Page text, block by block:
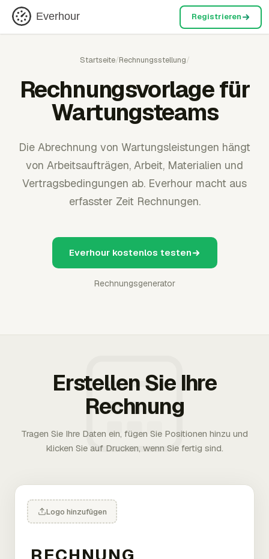
Everhour Registrieren
Startseite/Rechnungsstellung/
Rechnungsvorlage für
Wartungsteams
Die Abrechnung von Wartungsleistungen hängt
von Arbeitsaufträgen, Arbeit, Materialien und
Vertragsbedingungen ab. Everhour macht aus
erfasster Zeit Rechnungen.
Everhour kostenlos testen
Rechnungsgenerator
Erstellen Sie Ihre
Rechnung
Tragen Sie Ihre Daten ein, fügen Sie Positionen hinzu und
klicken Sie auf Drucken, wenn Sie fertig sind.
Logo hinzufügen